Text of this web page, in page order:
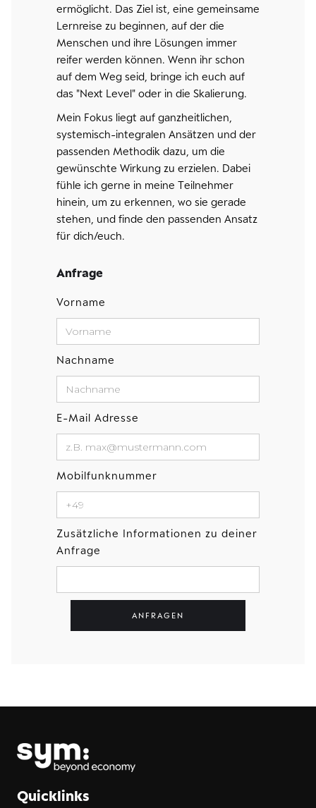
ermöglicht. Das Ziel ist, eine gemeinsame
Lernreise zu beginnen, auf der die
Menschen und ihre Lösungen immer
reifer werden können. Wenn ihr schon
auf dem Weg seid, bringe ich euch auf
das "Next Level" oder in die Skalierung.
Mein Fokus liegt auf ganzheitlichen,
systemisch-integralen Ansätzen und der
passenden Methodik dazu, um die
gewünschte Wirkung zu erzielen. Dabei
fühle ich gerne in meine Teilnehmer
hinein, um zu erkennen, wo sie gerade
stehen, und finde den passenden Ansatz
für dich/euch.
Anfrage
Vorname
Nachname
E-Mail Adresse
Mobilfunknummer
Zusätzliche Informationen zu deiner
Anfrage
Quicklinks